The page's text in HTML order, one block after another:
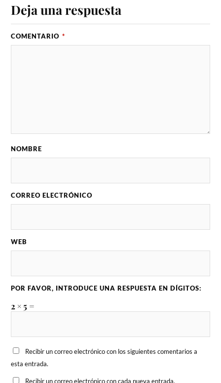
Deja una respuesta
COMENTARIO *
NOMBRE
CORREO ELECTRÓNICO
WEB
POR FAVOR, INTRODUCE UNA RESPUESTA EN DÍGITOS:
2 × 5 =
Recibir un correo electrónico con los siguientes comentarios a
esta entrada.
Recibir un correo electrónico con cada nueva entrada.